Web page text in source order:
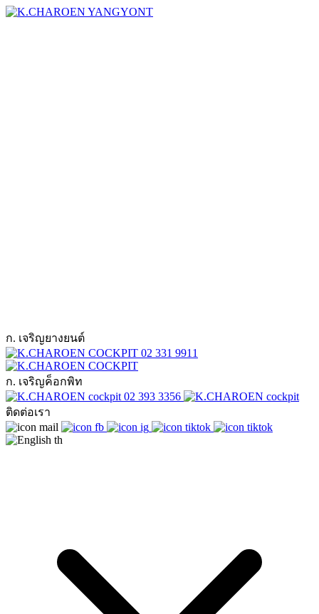
ก. เจริญยางยนต์
02 331 9911
ก. เจริญค็อกพิท
02 393 3356
ติดต่อเรา
th